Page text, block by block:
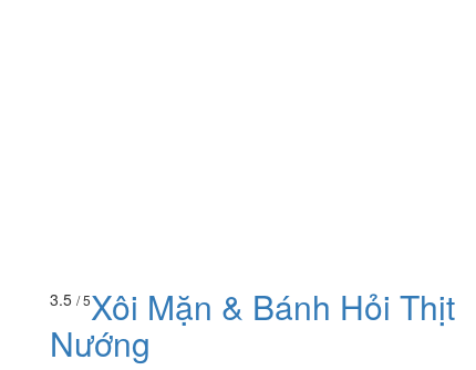
Nướng
1 Bà Triệu, Tp. Nha Trang, Khánh Hoà
itzmyfood: ???? Vô tình đi ngang qua đường Bà Triệu , thấy